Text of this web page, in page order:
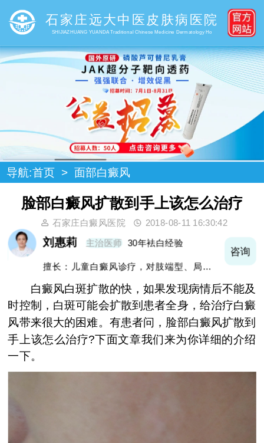
石家庄远大中医皮肤病医院
SHIJIAZHUANG YUANDA Traditional Chinese Medicine Dermatology Ho
导航:首页 > 面部白癜风
脸部白癜风扩散到手上该怎么治疗
石家庄白癜风医院 2018-08-11 16:30:42
王明峰 主治医师 多年袪白经验
擅长：中医诊疗白癜风，头面部白癜风，青
咨询
白癜风白斑扩散的快，如果发现病情后不能及
时控制，白斑可能会扩散到患者全身，给治疗白癜
风带来很大的困难。有患者问，脸部白癜风扩散到
手上该怎么治疗?下面文章我们来为你详细的介绍
一下。